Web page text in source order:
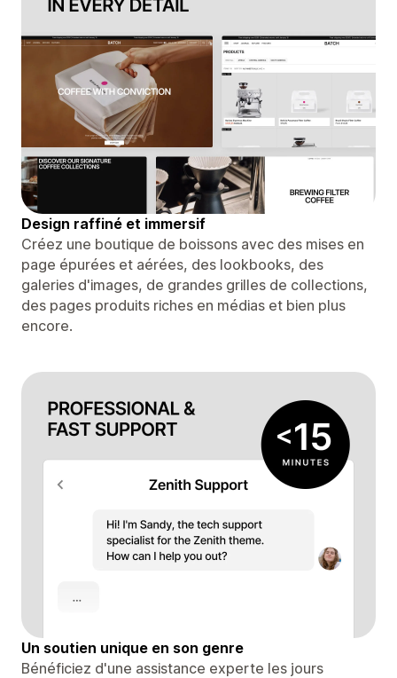
Design raffiné et immersif
Créez une boutique de boissons avec des mises en
page épurées et aérées, des lookbooks, des
galeries d'images, de grandes grilles de collections,
des pages produits riches en médias et bien plus
encore.
Un soutien unique en son genre
Bénéficiez d'une assistance experte les jours